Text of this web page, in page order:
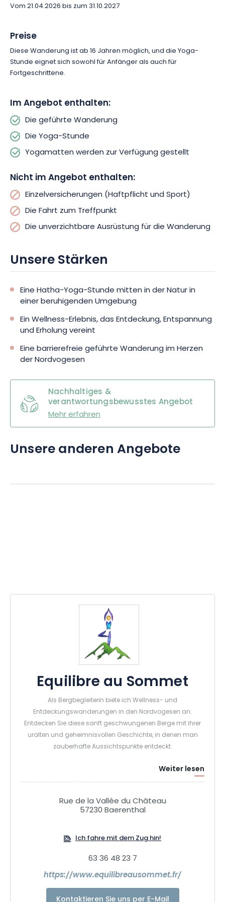
sich einmal auf eine andere Art und Weise etwas Gutes zu tun.
Vom 21.04.2026 bis zum 31.10.2027
Preise
Diese Wanderung ist ab 16 Jahren möglich, und die Yoga-
Stunde eignet sich sowohl für Anfänger als auch für
Fortgeschrittene.
Im Angebot enthalten:
Die geführte Wanderung
Die Yoga-Stunde
Yogamatten werden zur Verfügung gestellt
Nicht im Angebot enthalten:
Einzelversicherungen (Haftpflicht und Sport)
Die Fahrt zum Treffpunkt
Die unverzichtbare Ausrüstung für die Wanderung
Unsere Stärken
Eine Hatha-Yoga-Stunde mitten in der Natur in
einer beruhigenden Umgebung
Ein Wellness-Erlebnis, das Entdeckung, Entspannung
und Erholung vereint
Eine barrierefreie geführte Wanderung im Herzen
der Nordvogesen
Nachhaltiges &
verantwortungsbewusstes Angebot
Mehr erfahren
Unsere anderen Angebote
Equilibre au Sommet
Als Bergbegleiterin biete ich Wellness- und
Entdeckungswanderungen in den Nordvogesen an.
Entdecken Sie diese sanft geschwungenen Berge mit ihrer
uralten und geheimnisvollen Geschichte, in denen man
zauberhafte Aussichtspunkte entdeckt.
Weiter lesen
Rue de la Vallée du Château
57230 Baerenthal
Ich fahre mit dem Zug hin!
63 36 48 23 7
https://www.equilibreausommet.fr/